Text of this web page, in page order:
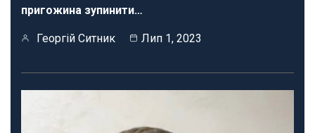
пригожина зупинити…
Георгій Ситник Лип 1, 2023